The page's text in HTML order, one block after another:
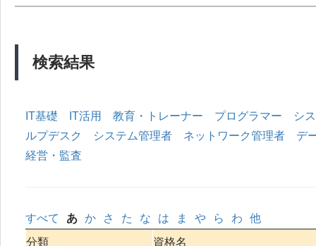
検索結果
IT基礎 IT活用 教育・トレーナー プログラマー
シ
ルプデスク
システム管理者 ネットワーク管理者
デ
経営・監査
すべて あ か さ た な は ま や ら わ
他
分類
資格名